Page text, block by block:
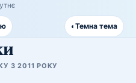
◐ Темна тема
З 2011 РОКУ